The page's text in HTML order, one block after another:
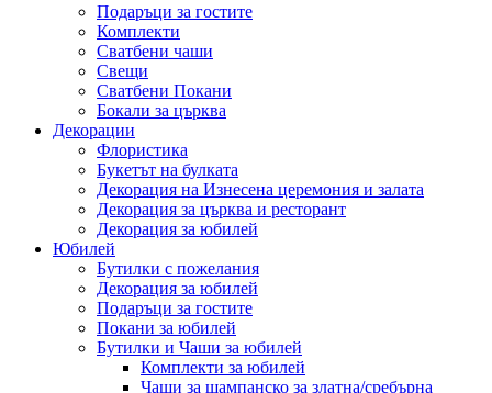
Подаръци за гостите
Комплекти
Сватбени чаши
Свещи
Сватбени Покани
Бокали за църква
Декорации
Флористика
Букетът на булката
Декорация на Изнесена церемония и залата
Декорация за църква и ресторант
Декорация за юбилей
Юбилей
Бутилки с пожелания
Декорация за юбилей
Подаръци за гостите
Покани за юбилей
Бутилки и Чаши за юбилей
Комплекти за юбилей
Чаши за шампанско за златна/сребърна